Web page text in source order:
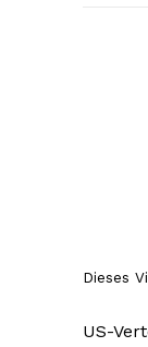
Dieses
US-